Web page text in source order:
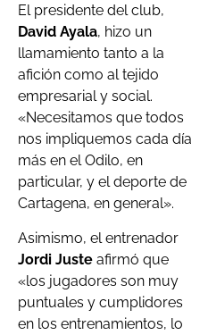
El presidente del club,
David Ayala, hizo un
llamamiento tanto a la
afición como al tejido
empresarial y social.
«Necesitamos que todos
nos impliquemos cada día
más en el Odilo, en
particular, y el deporte de
Cartagena, en general».
Asimismo, el entrenador
Jordi Juste afirmó que
«los jugadores son muy
puntuales y cumplidores
en los entrenamientos, lo